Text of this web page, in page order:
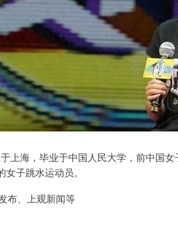
上海，毕业于中国人民大学，前中国
子跳水运动员。
布、上观新闻等